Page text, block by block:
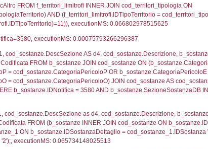
f_territori_limitrofi.Direzione,
f_territori_limitrofi INNER JOIN
AND
executionMS:
f_territori_limitrofi.Direzione,
AND
f_territori_limitrofi.Direzione,